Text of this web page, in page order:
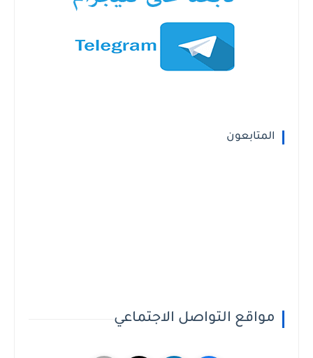
المتابعون
مواقع التواصل الاجتماعي